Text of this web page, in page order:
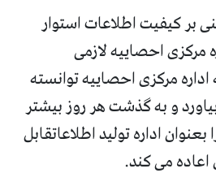
بر کیفیت اطلاعات استوار
مرکزی احصاییه لازمی
مرکزی احصاییه توانسته
و به گذشت هر روز بیشتر
اداره تولید اطلاعاتقابل
اعاده می کند.